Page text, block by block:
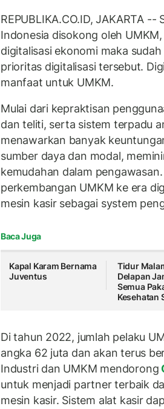
REPUBLIKA.CO.ID, JAKARTA
Indonesia disokong oleh
digitalisasi ekonomi maka
prioritas digitalisasi tersebut.
manfaat untuk UMKM.
Mulai dari kepraktisan
dan teliti, serta sistem terpadu
menawarkan banyak
sumber daya dan modal,
kemudahan dalam
perkembangan UMKM ke era
mesin kasir sebagai system
Baca Juga
Kapal Karam Bernama
Juventus
Tidur
Delapan
Semua
Kesehatan
Di tahun 2022, jumlah pelaku
angka 62 juta dan akan terus
Industri dan UMKM mendorong
untuk menjadi partner terbaik
mesin kasir. Sistem alat kasir